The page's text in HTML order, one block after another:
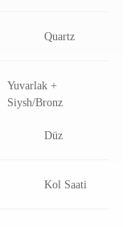
Quartz
Yuvarlak +
Siysh/Bronz
Düz
Kol Saati